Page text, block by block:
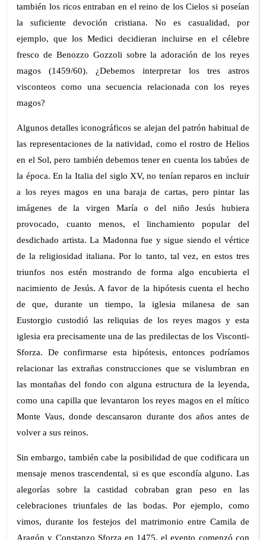
también los ricos entraban en el reino de los Cielos si poseían
la suficiente devoción cristiana. No es casualidad, por
ejemplo, que los Medici decidieran incluirse en el célebre
fresco de Benozzo Gozzoli sobre la adoración de los reyes
magos (1459/60). ¿Debemos interpretar los tres astros
visconteos como una secuencia relacionada con los reyes
magos?
Algunos detalles iconográficos se alejan del patrón habitual de
las representaciones de la natividad, como el rostro de Helios
en el Sol, pero también debemos tener en cuenta los tabúes de
la época. En la Italia del siglo XV, no tenían reparos en incluir
a los reyes magos en una baraja de cartas, pero pintar las
imágenes de la virgen María o del niño Jesús hubiera
provocado, cuanto menos, el linchamiento popular del
desdichado artista. La Madonna fue y sigue siendo el vértice
de la religiosidad italiana. Por lo tanto, tal vez, en estos tres
triunfos nos estén mostrando de forma algo encubierta el
nacimiento de Jesús. A favor de la hipótesis cuenta el hecho
de que, durante un tiempo, la iglesia milanesa de san
Eustorgio custodió las reliquias de los reyes magos y esta
iglesia era precisamente una de las predilectas de los Visconti-
Sforza. De confirmarse esta hipótesis, entonces podríamos
relacionar las extrañas construcciones que se vislumbran en
las montañas del fondo con alguna estructura de la leyenda,
como una capilla que levantaron los reyes magos en el mítico
Monte Vaus, donde descansaron durante dos años antes de
volver a sus reinos.
Sin embargo, también cabe la posibilidad de que codificara un
mensaje menos trascendental, si es que escondía alguno. Las
alegorías sobre la castidad cobraban gran peso en las
celebraciones triunfales de las bodas. Por ejemplo, como
vimos, durante los festejos del matrimonio entre Camila de
Aragón y Constanzo Sforza en 1475, el evento comenzó con